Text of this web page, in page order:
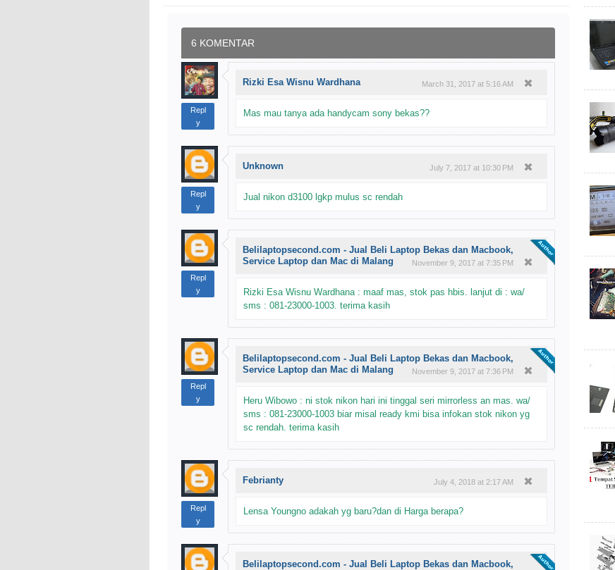
6 KOMENTAR
Repl
y
Rizki Esa Wisnu Wardhana March 31, 2017 at 5:16 AM
Mas mau tanya ada handycam sony bekas??
Repl
y
Unknown July 7, 2017 at 10:30 PM
Jual nikon d3100 lgkp mulus sc rendah
Repl
y
Belilaptopsecond.com - Jual Beli Laptop Bekas dan Macbook,
Service Laptop dan Mac di Malang
November 9, 2017 at 7:35 PM
Rizki Esa Wisnu Wardhana : maaf mas, stok pas hbis. lanjut di : wa/
sms : 081-23000-1003. terima kasih
Repl
y
Belilaptopsecond.com - Jual Beli Laptop Bekas dan Macbook,
Service Laptop dan Mac di Malang
November 9, 2017 at 7:36 PM
Heru Wibowo : ni stok nikon hari ini tinggal seri mirrorless an mas. wa/
sms : 081-23000-1003 biar misal ready kmi bisa infokan stok nikon yg
sc rendah. terima kasih
Repl
y
Febrianty July 4, 2018 at 2:17 AM
Lensa Youngno adakah yg baru?dan di Harga berapa?
Belilaptopsecond.com - Jual Beli Laptop Bekas dan Macbook,